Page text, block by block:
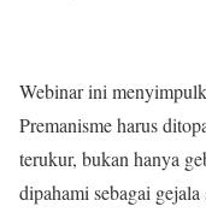
Webinar ini
Premanisme harus
terukur, bukan hanya
dipahami sebagai